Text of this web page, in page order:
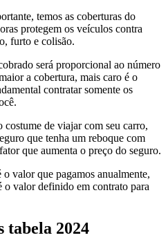
temos as coberturas do
protegem os veículos contra
furto e colisão.
será proporcional ao número
a cobertura, mais caro é o
contratar somente os
de viajar com seu carro,
que tenha um reboque com
que aumenta o preço do seguro.
valor que pagamos anualmente,
o valor definido em contrato para
tabela 2024